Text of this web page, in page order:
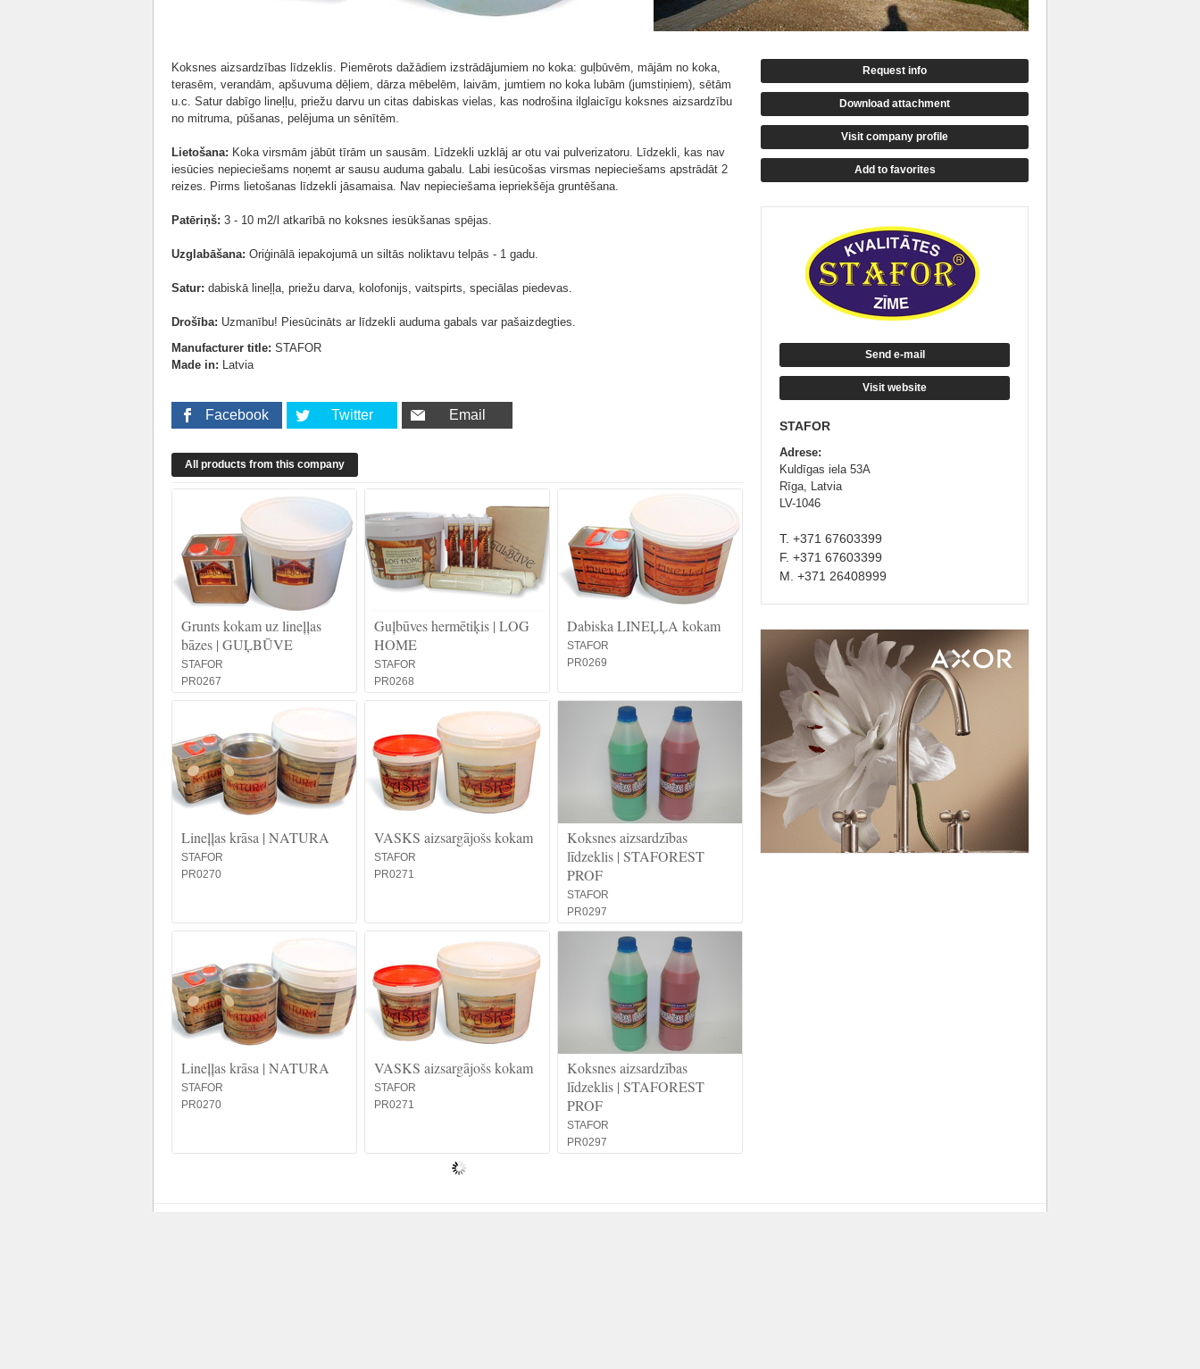
Koksnes aizsardzības līdzeklis. Piemērots dažādiem izstrādājumiem no koka: guļbūvēm, mājām no koka,
terasēm, verandām, apšuvuma dēļiem, dārza mēbelēm, laivām, jumtiem no koka lubām (jumstiņiem), sētām
u.c. Satur dabīgo lineļļu, priežu darvu un citas dabiskas vielas, kas nodrošina ilglaicīgu koksnes aizsardzību
no mitruma, pūšanas, pelējuma un sēnītēm.
Lietošana: Koka virsmām jābūt tīrām un sausām. Līdzekli uzklāj ar otu vai pulverizatoru. Līdzekli, kas nav
iesūcies nepieciešams noņemt ar sausu auduma gabalu. Labi iesūcošas virsmas nepieciešams apstrādāt 2
reizes. Pirms lietošanas līdzekli jāsamaisa. Nav nepieciešama iepriekšēja gruntēšana.
Patēriņš: 3 - 10 m2/l atkarībā no koksnes iesūkšanas spējas.
Uzglabāšana: Oriģinālā iepakojumā un siltās noliktavu telpās - 1 gadu.
Satur: dabiskā lineļļa, priežu darva, kolofonijs, vaitspirts, speciālas piedevas.
Drošība: Uzmanību! Piesūcināts ar līdzekli auduma gabals var pašaizdegties.
Manufacturer title: STAFOR
Made in: Latvia
Facebook Twitter Email
All products from this company
Grunts kokam uz lineļļas
bāzes | GUĻBŪVE
STAFOR
PR0267
Guļbūves hermētiķis | LOG
HOME
STAFOR
PR0268
Dabiska LINEĻĻA kokam
STAFOR
PR0269
Lineļļas krāsa | NATURA
STAFOR
PR0270
VASKS aizsargājošs kokam
STAFOR
PR0271
Koksnes aizsardzības
līdzeklis | STAFOREST
PROF
STAFOR
PR0297
Lineļļas krāsa | NATURA
STAFOR
PR0270
VASKS aizsargājošs kokam
STAFOR
PR0271
Koksnes aizsardzības
līdzeklis | STAFOREST
PROF
STAFOR
PR0297
Request info
Download attachment
Visit company profile
Add to favorites
Send e-mail
Visit website
STAFOR
Adrese:
Kuldīgas iela 53A
Rīga, Latvia
LV-1046
T. +371 67603399
F. +371 67603399
M. +371 26408999